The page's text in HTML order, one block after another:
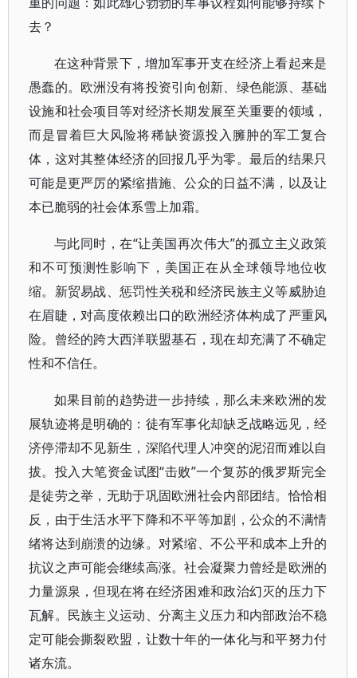
去？
在这种背景下，增加军事开支在经济上看起来是
愚蠢的。欧洲没有将投资引向创新、绿色能源、基础
设施和社会项目等对经济长期发展至关重要的领域，
而是冒着巨大风险将稀缺资源投入臃肿的军工复合
体，这对其整体经济的回报几乎为零。最后的结果只
可能是更严厉的紧缩措施、公众的日益不满，以及让
本已脆弱的社会体系雪上加霜。
与此同时，在“让美国再次伟大”的孤立主义政策
和不可预测性影响下，美国正在从全球领导地位收
缩。新贸易战、惩罚性关税和经济民族主义等威胁迫
在眉睫，对高度依赖出口的欧洲经济体构成了严重风
险。曾经的跨大西洋联盟基石，现在却充满了不确定
性和不信任。
如果目前的趋势进一步持续，那么未来欧洲的发
展轨迹将是明确的：徒有军事化却缺乏战略远见，经
济停滞却不见新生，深陷代理人冲突的泥沼而难以自
拔。投入大笔资金试图“击败”一个复苏的俄罗斯完全
是徒劳之举，无助于巩固欧洲社会内部团结。恰恰相
反，由于生活水平下降和不平等加剧，公众的不满情
绪将达到崩溃的边缘。对紧缩、不公平和成本上升的
抗议之声可能会继续高涨。社会凝聚力曾经是欧洲的
力量源泉，但现在将在经济困难和政治幻灭的压力下
瓦解。民族主义运动、分离主义压力和内部政治不稳
定可能会撕裂欧盟，让数十年的一体化与和平努力付
诸东流。